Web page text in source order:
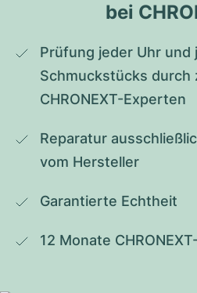
bei
Prüfung jeder Uhr und
Schmuckstücks
CHRONEXT-Experten
Reparatur
vom Hersteller
Garantierte Echtheit
12 Monate